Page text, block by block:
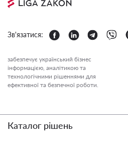
Зв'язатися:
забезпечує український бізнес
інформацією, аналітикою та
технологічними рішеннями для
ефективної та безпечної роботи.
Каталог рішень